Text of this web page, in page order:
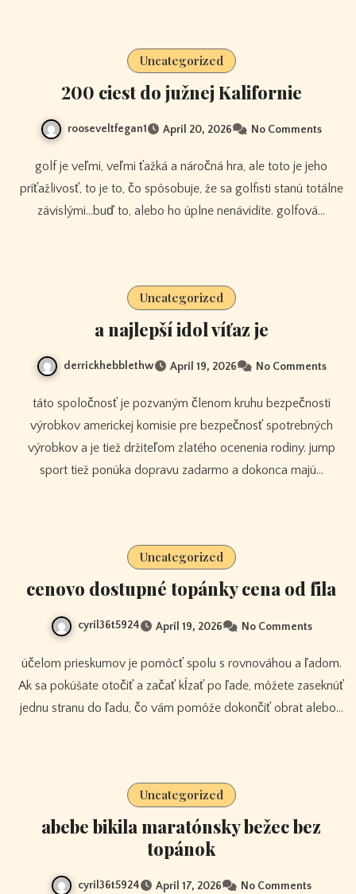
Uncategorized
200 ciest do južnej Kalifornie
rooseveltfegan1 April 20, 2026 No Comments
golf je veľmi, veľmi ťažká a náročná hra, ale toto je jeho
príťažlivosť, to je to, čo spôsobuje, že sa golfisti stanú totálne
závislými…buď to, alebo ho úplne nenávidíte. golfová…
Uncategorized
a najlepší idol víťaz je
derrickhebblethw April 19, 2026 No Comments
táto spoločnosť je pozvaným členom kruhu bezpečnosti
výrobkov americkej komisie pre bezpečnosť spotrebných
výrobkov a je tiež držiteľom zlatého ocenenia rodiny. jump
sport tiež ponúka dopravu zadarmo a dokonca majú…
Uncategorized
cenovo dostupné topánky cena od fila
cyril36t5924 April 19, 2026 No Comments
účelom prieskumov je pomôcť spolu s rovnováhou a ľadom.
Ak sa pokúšate otočiť a začať kĺzať po ľade, môžete zaseknúť
jednu stranu do ľadu, čo vám pomôže dokončiť obrat alebo…
Uncategorized
abebe bikila maratónsky bežec bez
topánok
cyril36t5924 April 17, 2026 No Comments